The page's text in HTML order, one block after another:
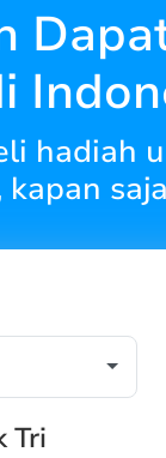
hadiah
Tri